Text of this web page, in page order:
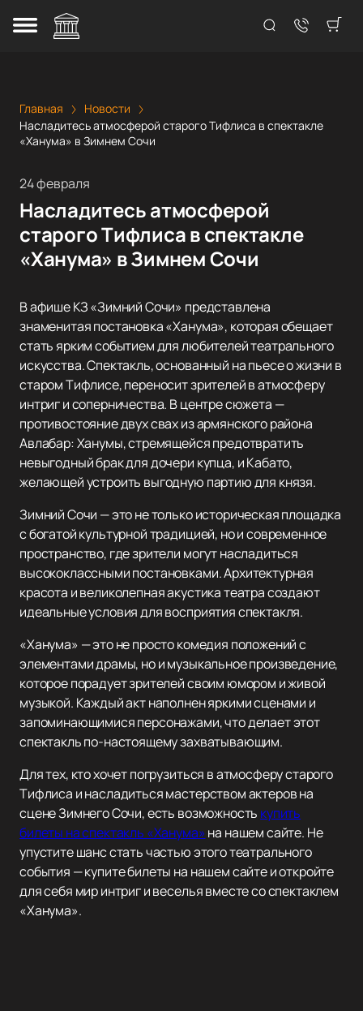
Главная
Новости
Насладитесь атмосферой старого Тифлиса в спектакле
«Ханума» в Зимнем Сочи
24 февраля
Насладитесь атмосферой
старого Тифлиса в спектакле
«Ханума» в Зимнем Сочи
В афише КЗ «Зимний Сочи» представлена
знаменитая постановка «Ханума», которая обещает
стать ярким событием для любителей театрального
искусства. Спектакль, основанный на пьесе о жизни в
старом Тифлисе, переносит зрителей в атмосферу
интриг и соперничества. В центре сюжета —
противостояние двух свах из армянского района
Авлабар: Ханумы, стремящейся предотвратить
невыгодный брак для дочери купца, и Кабато,
желающей устроить выгодную партию для князя.
Зимний Сочи — это не только историческая площадка
с богатой культурной традицией, но и современное
пространство, где зрители могут насладиться
высококлассными постановками. Архитектурная
красота и великолепная акустика театра создают
идеальные условия для восприятия спектакля.
«Ханума» — это не просто комедия положений с
элементами драмы, но и музыкальное произведение,
которое порадует зрителей своим юмором и живой
музыкой. Каждый акт наполнен яркими сценами и
запоминающимися персонажами, что делает этот
спектакль по-настоящему захватывающим.
Для тех, кто хочет погрузиться в атмосферу старого
Тифлиса и насладиться мастерством актеров на
сцене Зимнего Сочи, есть возможность купить
билеты на спектакль «Ханума» на нашем сайте. Не
упустите шанс стать частью этого театрального
события — купите билеты на нашем сайте и откройте
для себя мир интриг и веселья вместе со спектаклем
«Ханума».